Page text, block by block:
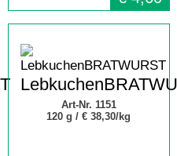
Art-Nr. 1151
120 g /€ 38,30/kg